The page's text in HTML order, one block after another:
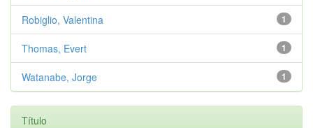
1
Robiglio, Valentina
1
Thomas, Evert
1
Watanabe, Jorge
Título